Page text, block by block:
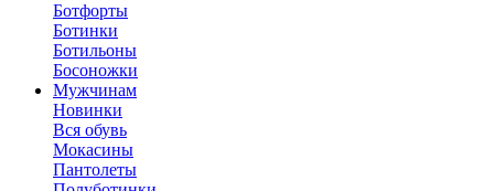
Ботфорты
Ботинки
Ботильоны
Босоножки
Мужчинам
Новинки
Вся обувь
Мокасины
Пантолеты